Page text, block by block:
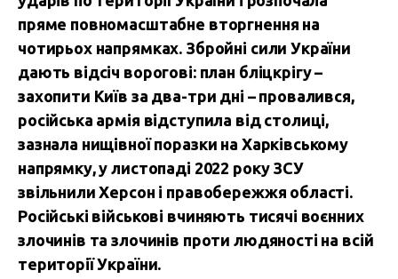
пряме повномасштабне вторгнення на
чотирьох напрямках. Збройні сили України
дають відсіч ворогові: план бліцкрігу –
захопити Київ за два-три дні – провалився,
російська армія відступила від столиці,
зазнала нищівної поразки на Харківському
напрямку, у листопаді 2022 року ЗСУ
звільнили Херсон і правобережжя області.
Російські військові вчиняють тисячі воєнних
злочинів та злочинів проти людяності на всій
території України.